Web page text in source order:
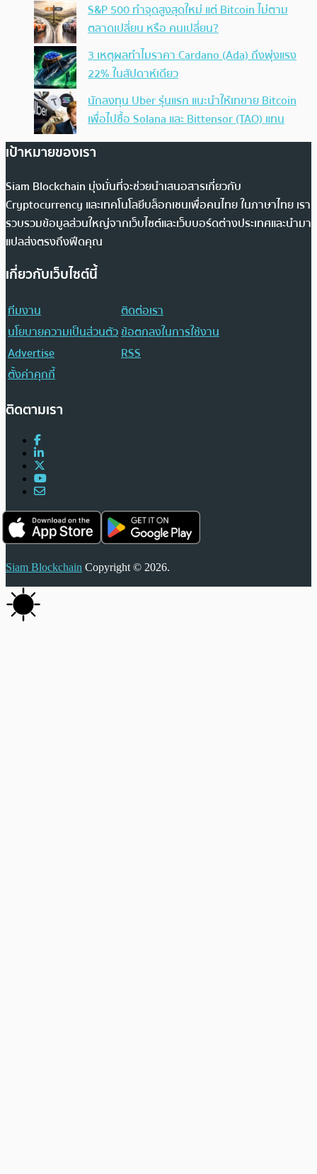
S&P 500 ทำจุดสูงสุดใหม่ แต่ Bitcoin ไม่ตาม
ตลาดเปลี่ยน หรือ คนเปลี่ยน?
3 เหตุผลทำไมราคา Cardano (Ada) ถึงพุ่งแรง
22% ในสัปดาห์เดียว
นักลงทุน Uber รุ่นแรก แนะนำให้เทขาย Bitcoin
เพื่อไปซื้อ Solana และ Bittensor (TAO) แทน
เป้าหมายของเรา
Siam Blockchain มุ่งมั่นที่จะช่วยนำเสนอสารเกี่ยวกับ
Cryptocurrency และเทคโนโลยีบล็อกเชนเพื่อคนไทย ในภาษาไทย เรา
รวบรวมข้อมูลส่วนใหญ่จากเว็บไซต์และเว็บบอร์ดต่างประเทศและนำมา
แปลส่งตรงถึงฟีดคุณ
เกี่ยวกับเว็บไซต์นี้
ทีมงาน
ติดต่อเรา
นโยบายความเป็นส่วนตัวข้อตกลงในการใช้งาน
Advertise
RSS
ตั้งค่าคุกกี้
ติดตามเรา
Siam Blockchain Copyright © 2026.